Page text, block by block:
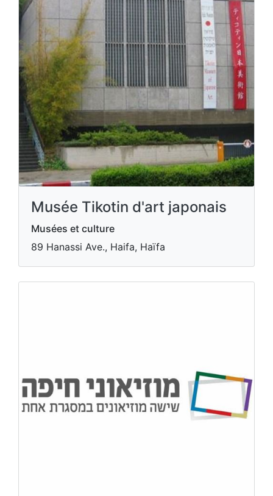
Musée Tikotin d'art japonais
Musées et culture
89 Hanassi Ave., Haifa, Haïfa